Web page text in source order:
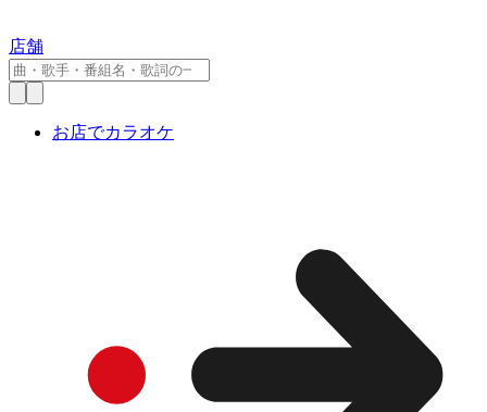
店舗
お店でカラオケ